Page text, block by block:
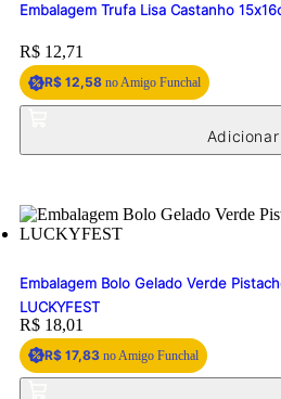
Embalagem Trufa Lisa Castanho
Price:
R$ 12,71
R$ 12,58 no Amigo Funchal
Embalagem Bolo Gelado Verde
LUCKYFEST
Price:
R$ 18,01
R$ 17,83 no Amigo Funchal